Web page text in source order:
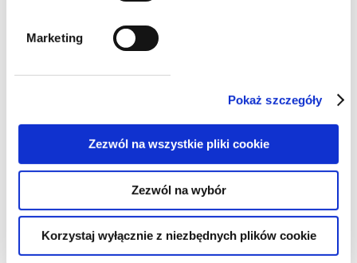
Marketing
Pokaż szczegóły
Zezwól na wszystkie pliki cookie
Zezwól na wybór
Korzystaj wyłącznie z niezbędnych plików cookie
Przepisy automatycznie nie
uwolnią rynku energii